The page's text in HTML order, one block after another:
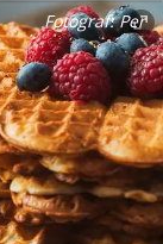
Fotograf:Per